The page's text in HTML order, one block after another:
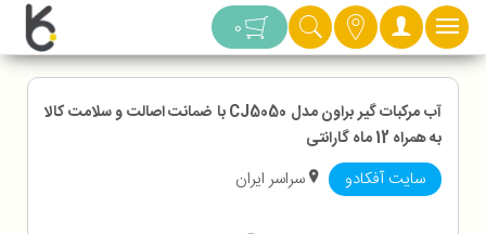
دسته بندی 0
آب مرکبات گیر براون مدل CJ5050 با ضمانت اصالت و سلامت کالا
به همراه 12 ماه گارانتی
سایت آفکادو سراسر ایران